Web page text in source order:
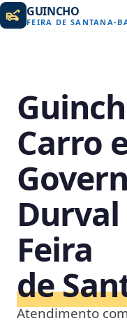
GUINCHO
FEIRA DE SANTANA-
Carro
Feira
de
Atendimento